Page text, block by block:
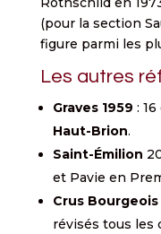
(pour la section
figure parmi les
Les autres
Graves 1959 :
Haut-Brion.
Saint-Émilion
et Pavie en
Crus Bourgeois
révisés tous les